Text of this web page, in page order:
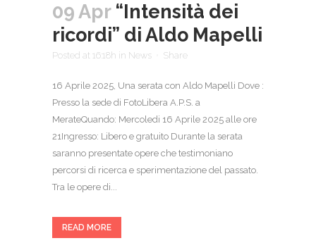
09 Apr “Intensità dei
ricordi” di Aldo Mapelli
Posted at 16:18h in News Share
16 Aprile 2025, Una serata con Aldo Mapelli Dove :
Presso la sede di FotoLibera A.P.S. a
MerateQuando: Mercoledi 16 Aprile 2025 alle ore
21Ingresso: Libero e gratuito Durante la serata
saranno presentate opere che testimoniano
percorsi di ricerca e sperimentazione del passato.
Tra le opere di...
READ MORE